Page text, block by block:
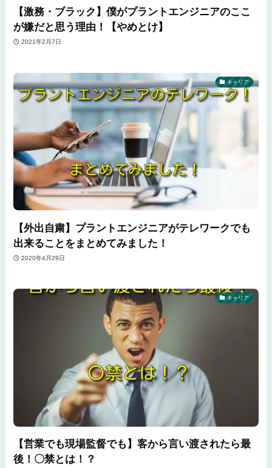
【激務・ブラック】僕がプラントエンジニアのここ
が嫌だと思う理由！【やめとけ】
2021年2月7日
キャリア
【外出自粛】プラントエンジニアがテレワークでも
出来ることをまとめてみました！
2020年4月29日
キャリア
【営業でも現場監督でも】客から言い渡されたら最
後！〇禁とは！？